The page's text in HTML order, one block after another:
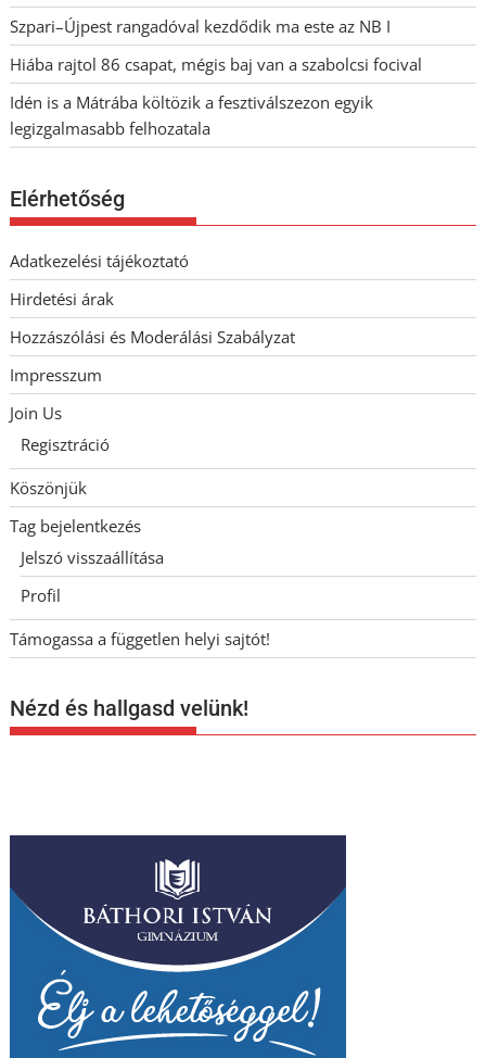
Szpari–Újpest rangadóval kezdődik ma este az NB I
Hiába rajtol 86 csapat, mégis baj van a szabolcsi focival
Idén is a Mátrába költözik a fesztiválszezon egyik
legizgalmasabb felhozatala
Elérhetőség
Adatkezelési tájékoztató
Hirdetési árak
Hozzászólási és Moderálási Szabályzat
Impresszum
Join Us
Regisztráció
Köszönjük
Tag bejelentkezés
Jelszó visszaállítása
Profil
Támogassa a független helyi sajtót!
Nézd és hallgasd velünk!